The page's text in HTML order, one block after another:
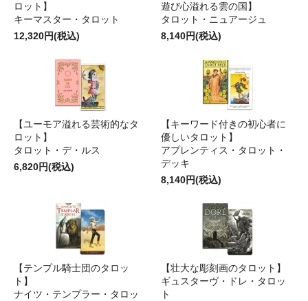
ロット】
キーマスター・タロット
12,320円(税込)
遊び心溢れる雲の国】
タロット・ニュアージュ
8,140円(税込)
【ユーモア溢れる芸術的なタ
ロット】
タロット・デ・ルス
6,820円(税込)
【キーワード付きの初心者に
優しいタロット】
アプレンティス・タロット・
デッキ
8,140円(税込)
【テンプル騎士団のタロッ
ト】
ナイツ・テンプラー・タロッ
【壮大な彫刻画のタロット】
ギュスターヴ・ドレ・タロッ
ト